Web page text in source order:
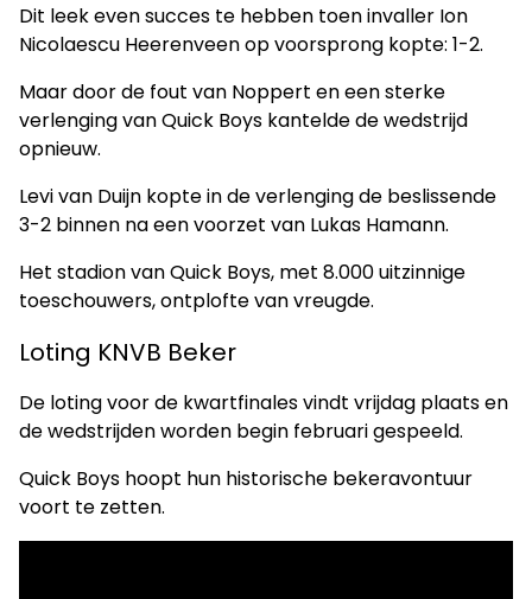
Dit leek even succes te hebben toen invaller Ion
Nicolaescu Heerenveen op voorsprong kopte: 1-2.
Maar door de fout van Noppert en een sterke
verlenging van Quick Boys kantelde de wedstrijd
opnieuw.
Levi van Duijn kopte in de verlenging de beslissende
3-2 binnen na een voorzet van Lukas Hamann.
Het stadion van Quick Boys, met 8.000 uitzinnige
toeschouwers, ontplofte van vreugde.
Loting KNVB Beker
De loting voor de kwartfinales vindt vrijdag plaats en
de wedstrijden worden begin februari gespeeld.
Quick Boys hoopt hun historische bekeravontuur
voort te zetten.